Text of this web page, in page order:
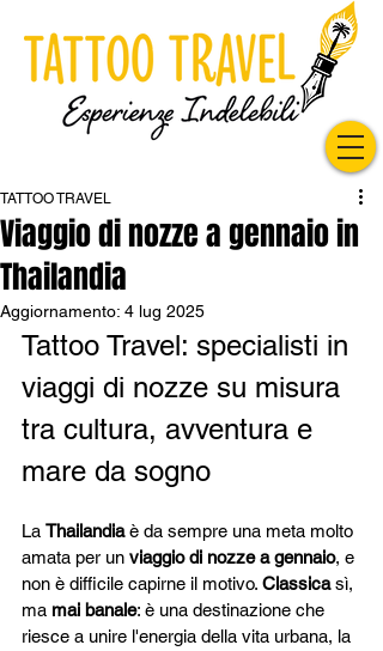
Viaggio di nozze a gennaio in
Thailandia
TATTOO TRAVEL
Aggiornamento: 4 lug 2025
Tattoo Travel: specialisti in
viaggi di nozze su misura
tra cultura, avventura e
mare da sogno
La Thailandia è da sempre una meta molto
amata per un viaggio di nozze a gennaio, e
non è difficile capirne il motivo. Classica sì,
ma mai banale: è una destinazione che
riesce a unire l'energia della vita urbana, la